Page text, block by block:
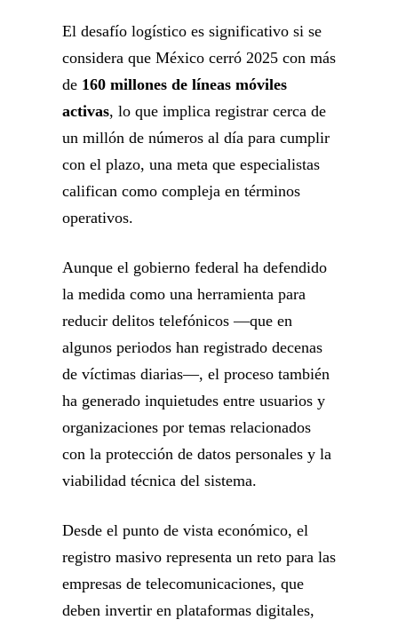
El desafío logístico es significativo si se
considera que México cerró 2025 con más
de 160 millones de líneas móviles
activas, lo que implica registrar cerca de
un millón de números al día para cumplir
con el plazo, una meta que especialistas
califican como compleja en términos
operativos.
Aunque el gobierno federal ha defendido
la medida como una herramienta para
reducir delitos telefónicos —que en
algunos periodos han registrado decenas
de víctimas diarias—, el proceso también
ha generado inquietudes entre usuarios y
organizaciones por temas relacionados
con la protección de datos personales y la
viabilidad técnica del sistema.
Desde el punto de vista económico, el
registro masivo representa un reto para las
empresas de telecomunicaciones, que
deben invertir en plataformas digitales,